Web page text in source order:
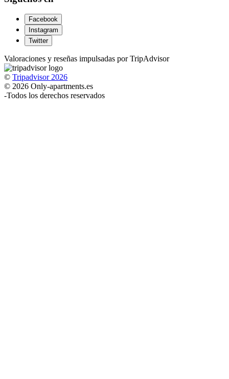
Facebook
Instagram
Twitter
Valoraciones y reseñas impulsadas por TripAdvisor
© Tripadvisor 2026
© 2026 Only-apartments.es
-Todos los derechos reservados